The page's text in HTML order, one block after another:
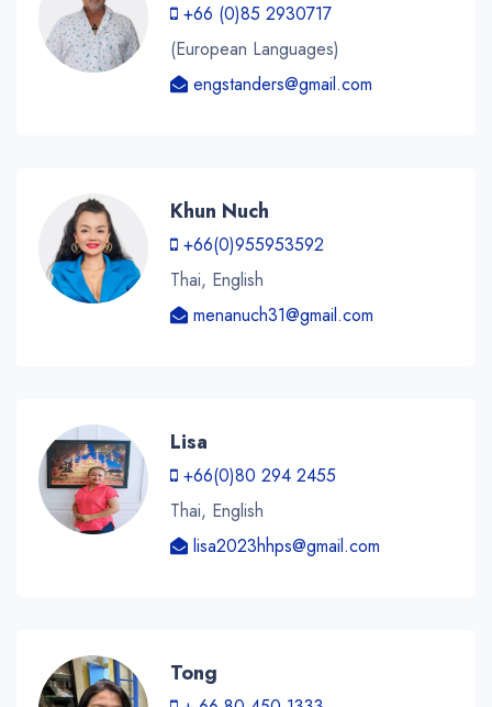
+66 (0)85 2930717
(European Languages)
engstanders@gmail.com
Khun Nuch
+66(0)955953592
Thai, English
menanuch31@gmail.com
Lisa
+66(0)80 294 2455
Thai, English
lisa2023hhps@gmail.com
Tong